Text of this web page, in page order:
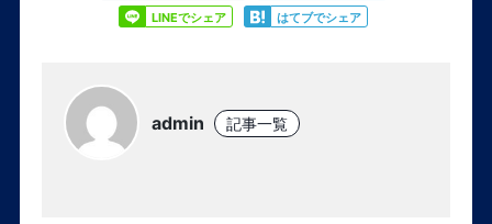
LINEでシェア
Share はてブでシェア
Share
admin 記事一覧